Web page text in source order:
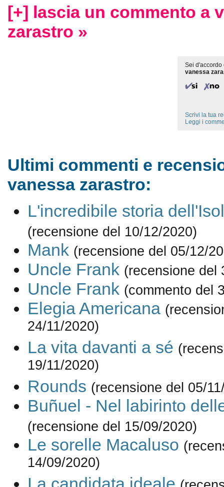
[+] lascia un commento a
zarastro »
Sei d'accordo
vanessa
Scrivi la tua
Leggi i
Ultimi commenti e
vanessa zarastro:
L'incredibile storia
(recensione del 10/12/2020)
Mank (recensione del 05/12/
Uncle Frank (recensione del
Uncle Frank (commento del
Elegia Americana
24/11/2020)
La vita davanti a sé
19/11/2020)
Rounds (recensione del 05/
Buñuel - Nel labirinto
(recensione del 15/09/2020)
Le sorelle Macaluso
14/09/2020)